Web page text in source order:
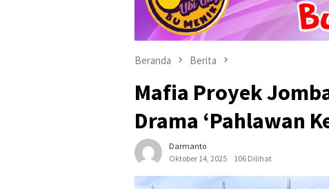
Beranda Berita
Mafia Proyek
Drama ‘Pahlawan
Darmanto
Oktober 14, 2025
106 Dilihat